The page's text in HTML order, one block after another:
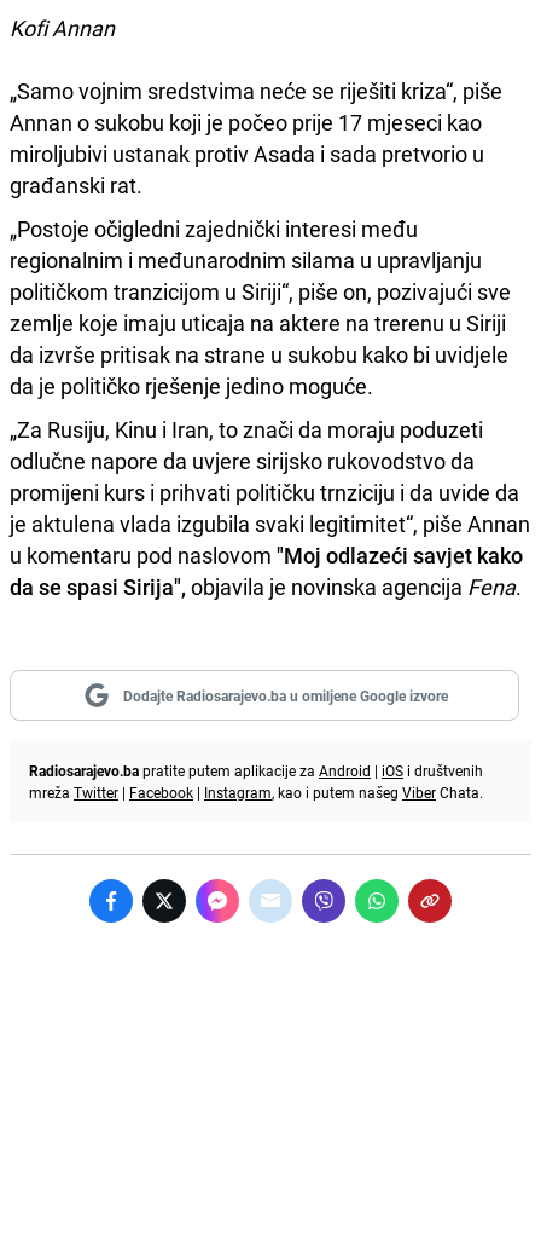
Kofi Annan
„Samo vojnim sredstvima neće se riješiti kriza“, piše
Annan o sukobu koji je počeo prije 17 mjeseci kao
miroljubivi ustanak protiv Asada i sada pretvorio u
građanski rat.
„Postoje očigledni zajednički interesi među
regionalnim i međunarodnim silama u upravljanju
političkom tranzicijom u Siriji“, piše on, pozivajući sve
zemlje koje imaju uticaja na aktere na trerenu u Siriji
da izvrše pritisak na strane u sukobu kako bi uvidjele
da je političko rješenje jedino moguće.
„Za Rusiju, Kinu i Iran, to znači da moraju poduzeti
odlučne napore da uvjere sirijsko rukovodstvo da
promijeni kurs i prihvati političku trnziciju i da uvide da
je aktulena vlada izgubila svaki legitimitet“, piše Annan
u komentaru pod naslovom "Moj odlazeći savjet kako
da se spasi Sirija", objavila je novinska agencija Fena.
Dodajte Radiosarajevo.ba u omiljene Google izvore
Radiosarajevo.bapratite putem aplikacije za Android | iOS i društvenih
mreža Twitter | Facebook | Instagram, kao i putem našeg ViberChata.